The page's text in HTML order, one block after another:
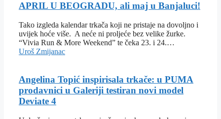
APRIL U BEOGRADU, ali maj u Banjaluci!
Tako izgleda kalendar trkača koji ne pristaje na dovoljno i
uvijek hoće više. A neće ni proljeće bez velike žurke.
“Vivia Run & More Weekend” te čeka 23. i 24.…
Uroš Zmijanac
Angelina Topić inspirisala trkače: u PUMA
prodavnici u Galeriji testiran novi model
Deviate 4